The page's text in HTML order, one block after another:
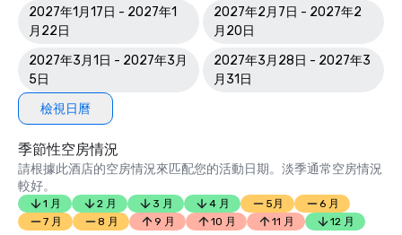
2027年1月17日 - 2027年1
月22日
2027年2月7日 - 2027年2
月20日
2027年3月1日 - 2027年3月
5日
2027年3月28日 - 2027年3
月31日
檢視日曆
季節性空房情況
請根據此酒店的空房情況來匹配您的活動日期。淡季通常空房情況
較好。
1 月 2 月 3 月 4 月 5月
6 月
7 月
8 月 9 月 10 月 11 月 12 月